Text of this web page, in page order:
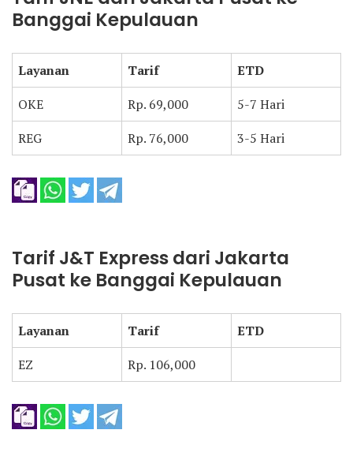
Banggai Kepulauan
Layanan Tarif
ETD
OKE
Rp. 69,000
5-7 Hari
REG
Rp. 76,000 3-5 Hari
Tarif J&T Express dari Jakarta
Pusat ke Banggai Kepulauan
Layanan Tarif
ETD
EZ
Rp. 106,000